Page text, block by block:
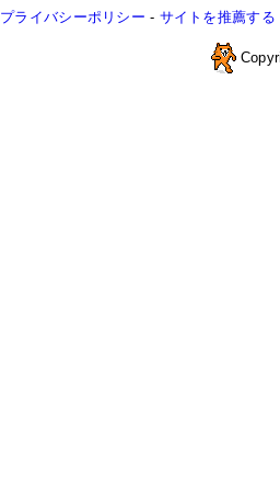
プライバシーポリシー - サイトを推薦する